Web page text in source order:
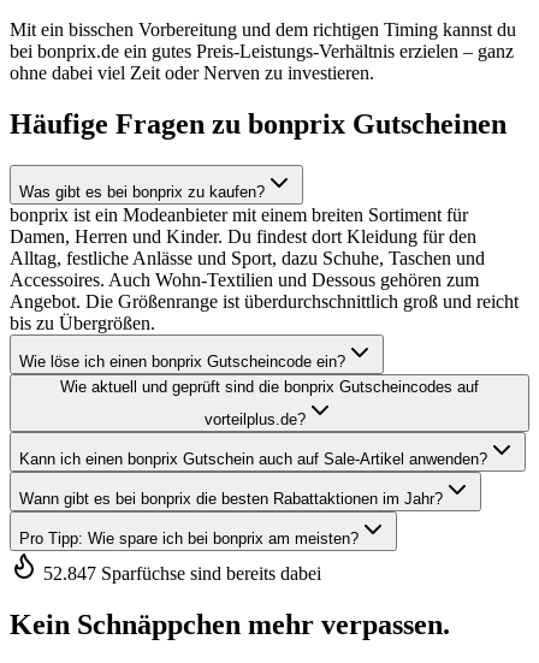
Mit ein bisschen Vorbereitung und dem richtigen Timing kannst du
bei bonprix.de ein gutes Preis-Leistungs-Verhältnis erzielen – ganz
ohne dabei viel Zeit oder Nerven zu investieren.
Häufige Fragen zu bonprix Gutscheinen
Was gibt es bei bonprix zu kaufen?
bonprix ist ein Modeanbieter mit einem breiten Sortiment für
Damen, Herren und Kinder. Du findest dort Kleidung für den
Alltag, festliche Anlässe und Sport, dazu Schuhe, Taschen und
Accessoires. Auch Wohn-Textilien und Dessous gehören zum
Angebot. Die Größenrange ist überdurchschnittlich groß und reicht
bis zu Übergrößen.
Wie löse ich einen bonprix Gutscheincode ein?
Wie aktuell und geprüft sind die bonprix Gutscheincodes auf
vorteilplus.de?
Kann ich einen bonprix Gutschein auch auf Sale-Artikel anwenden?
Wann gibt es bei bonprix die besten Rabattaktionen im Jahr?
Pro Tipp: Wie spare ich bei bonprix am meisten?
52.847 Sparfüchse sind bereits dabei
Kein Schnäppchen mehr verpassen.